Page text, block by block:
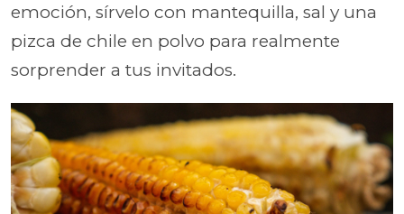
emoción, sírvelo con mantequilla, sal y una
pizca de chile en polvo para realmente
sorprender a tus invitados.